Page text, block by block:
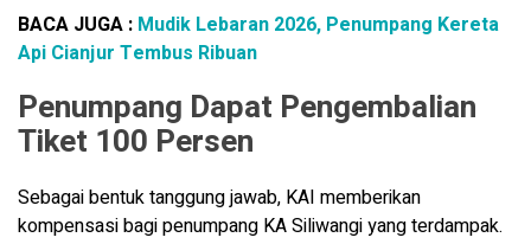
BACA JUGA : Mudik Lebaran 2026, Penumpang Kereta
Api Cianjur Tembus Ribuan
Penumpang Dapat Pengembalian
Tiket 100 Persen
Sebagai bentuk tanggung jawab, KAI memberikan
kompensasi bagi penumpang KA Siliwangi yang terdampak.